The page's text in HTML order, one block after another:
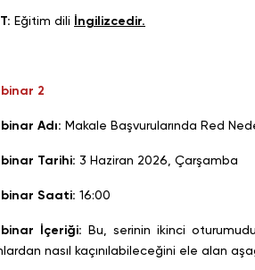
Eğitim dili İngilizcedir.
2
Adı: Makale Başvurularında Red
Tarihi: 3 Haziran 2026, Çarşamba
Saati: 16:00
İçeriği: Bu, serinin ikinci
nasıl kaçınılabileceğini ele alan